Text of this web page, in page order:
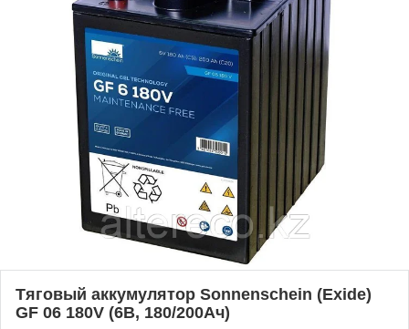
Тяговый аккумулятор Sonnenschein (Exide)
GF 06 180V (6В, 180/200Ач)